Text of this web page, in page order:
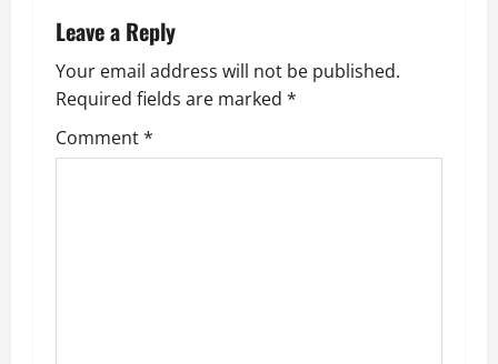
a
v
i
g
Leave a Reply
Your email address will not be published.
Required fields are marked *
Comment*